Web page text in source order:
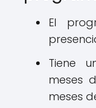
El
Tiene
meses
meses